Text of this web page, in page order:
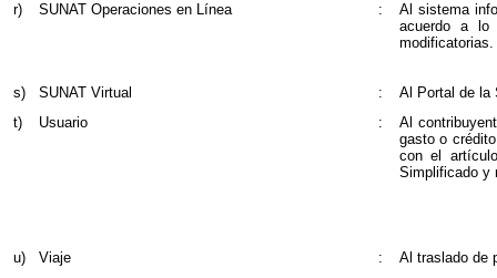
r)
SUNAT Operaciones en Línea :
Al sistema
acuerdo a lo
modificatorias.
s) SUNAT Virtual :
Al Portal de la
t)
Usuario :
Al
gasto o
con el
Simplificado y
u) Viaje : Al traslado de